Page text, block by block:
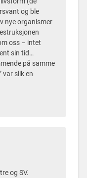
og ble
nye organismer
oss – intet
sin tid…
på samme
var slik en
og SV.